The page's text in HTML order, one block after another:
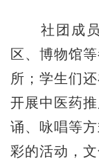
社团成员
区、博物馆
所；学生们
开展中医药
诵、咏唱等
彩的活动，